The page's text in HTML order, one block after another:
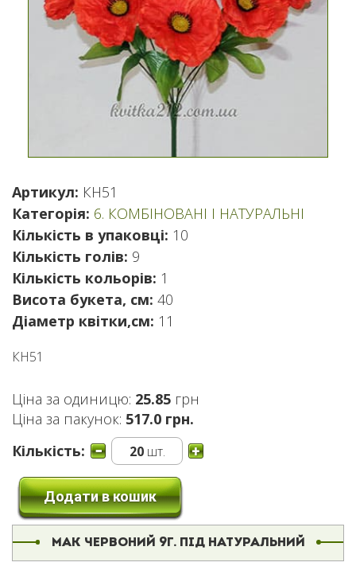
Артикул: КН51
Категорія: 6. КОМБІНОВАНІ І НАТУРАЛЬНІ
Кількість в упаковці: 10
Кількість голів: 9
Кількість кольорів: 1
Висота букета, см: 40
Діаметр квітки,см: 11
КН51
Ціна за одиницю: 25.85 грн
Ціна за пакунок: 517.0 грн.
Кількість:
20шт.
Додати в кошик
МАК ЧЕРВОНИЙ 9Г. ПІД НАТУРАЛЬНИЙ